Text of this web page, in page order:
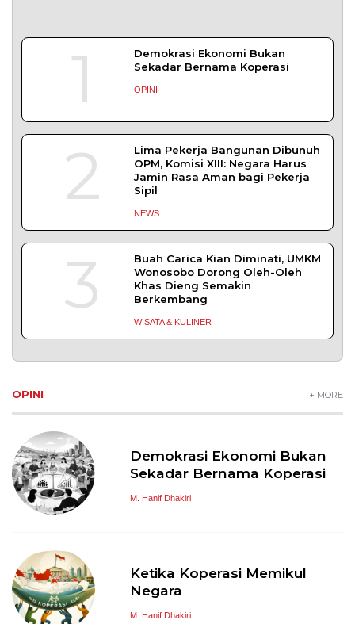
1
Demokrasi Ekonomi Bukan
Sekadar Bernama Koperasi
OPINI
2
Lima Pekerja Bangunan Dibunuh
OPM, Komisi XIII: Negara Harus
Jamin Rasa Aman bagi Pekerja
Sipil
NEWS
3
Buah Carica Kian Diminati, UMKM
Wonosobo Dorong Oleh-Oleh
Khas Dieng Semakin
Berkembang
WISATA & KULINER
OPINI + MORE
Demokrasi Ekonomi Bukan
Sekadar Bernama Koperasi
M. Hanif Dhakiri
Ketika Koperasi Memikul
Negara
M. Hanif Dhakiri